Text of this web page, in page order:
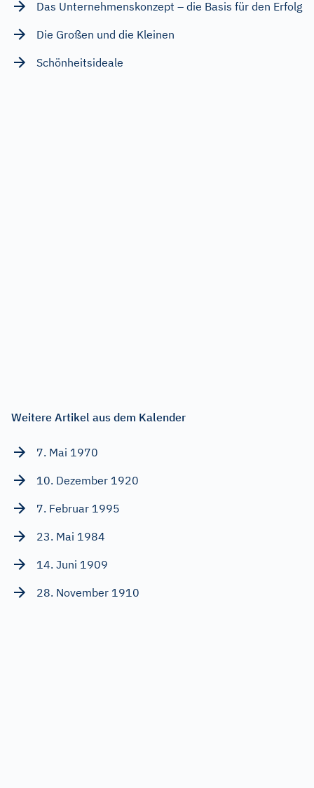
Das Unternehmenskonzept – die Basis für den Erfolg
Die Großen und die Kleinen
Schönheitsideale
Weitere Artikel aus dem Kalender
7. Mai 1970
10. Dezember 1920
7. Februar 1995
23. Mai 1984
14. Juni 1909
28. November 1910